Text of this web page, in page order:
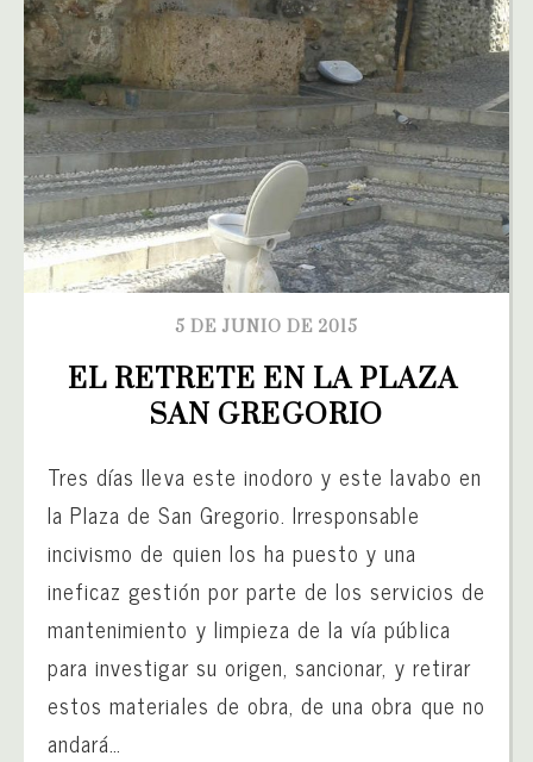
5 DE JUNIO DE 2015
EL RETRETE EN LA PLAZA
SAN GREGORIO
Tres días lleva este inodoro y este lavabo en
la Plaza de San Gregorio. Irresponsable
incivismo de quien los ha puesto y una
ineficaz gestión por parte de los servicios de
mantenimiento y limpieza de la vía pública
para investigar su origen, sancionar, y retirar
estos materiales de obra, de una obra que no
andará…